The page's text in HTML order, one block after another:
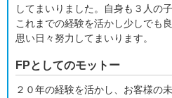
してまいりました。自身も３人の
これまでの経験を活かし少しでも
思い日々努力してまいります。
FPとしてのモットー
２０年の経験を活かし、お客様の